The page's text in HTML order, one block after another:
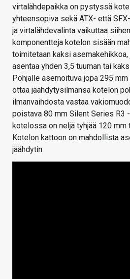
virtalähdepaikka on pystyssä
yhteensopiva sekä ATX- että
ja virtalähdevalinta vaikuttaa
komponentteja kotelon sisään
toimitetaan kaksi
asentaa yhden 3,5 tuuman tai
Pohjalle asemoituva jopa 295
ottaa jäähdytysilmansa kotelon
ilmanvaihdosta vastaa
poistava 80 mm Silent Series R3
kotelossa on neljä tyhjää 120 mm
Kotelon kattoon on mahdollista
jäähdytin.